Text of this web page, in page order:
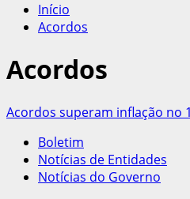
Início
Acordos
Acordos
Acordos superam inflação no
Boletim
Notícias de Entidades
Notícias do Governo